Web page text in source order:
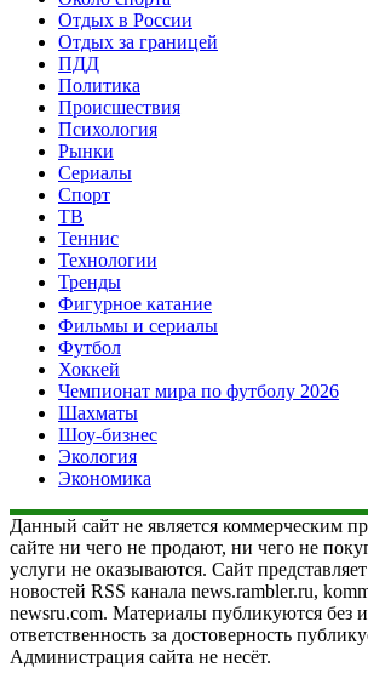
Отдых в России
Отдых за границей
ПДД
Политика
Происшествия
Психология
Рынки
Сериалы
Спорт
ТВ
Теннис
Технологии
Тренды
Фигурное катание
Фильмы и сериалы
Футбол
Хоккей
Чемпионат мира по футболу 2026
Шахматы
Шоу-бизнес
Экология
Экономика
Данный сайт не является коммерческим
сайте ни чего не продают, ни чего не
услуги не оказываются. Сайт
новостей RSS канала news.rambler.ru,
newsru.com. Материалы публикуются без
ответственность за достоверность
Администрация сайта не несёт.